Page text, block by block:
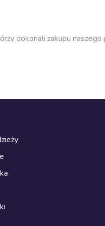
dokonali zakupu